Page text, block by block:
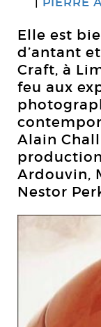
Elle est
d’antant
Craft, à
feu aux
Alain
Ardouvin,
Nestor